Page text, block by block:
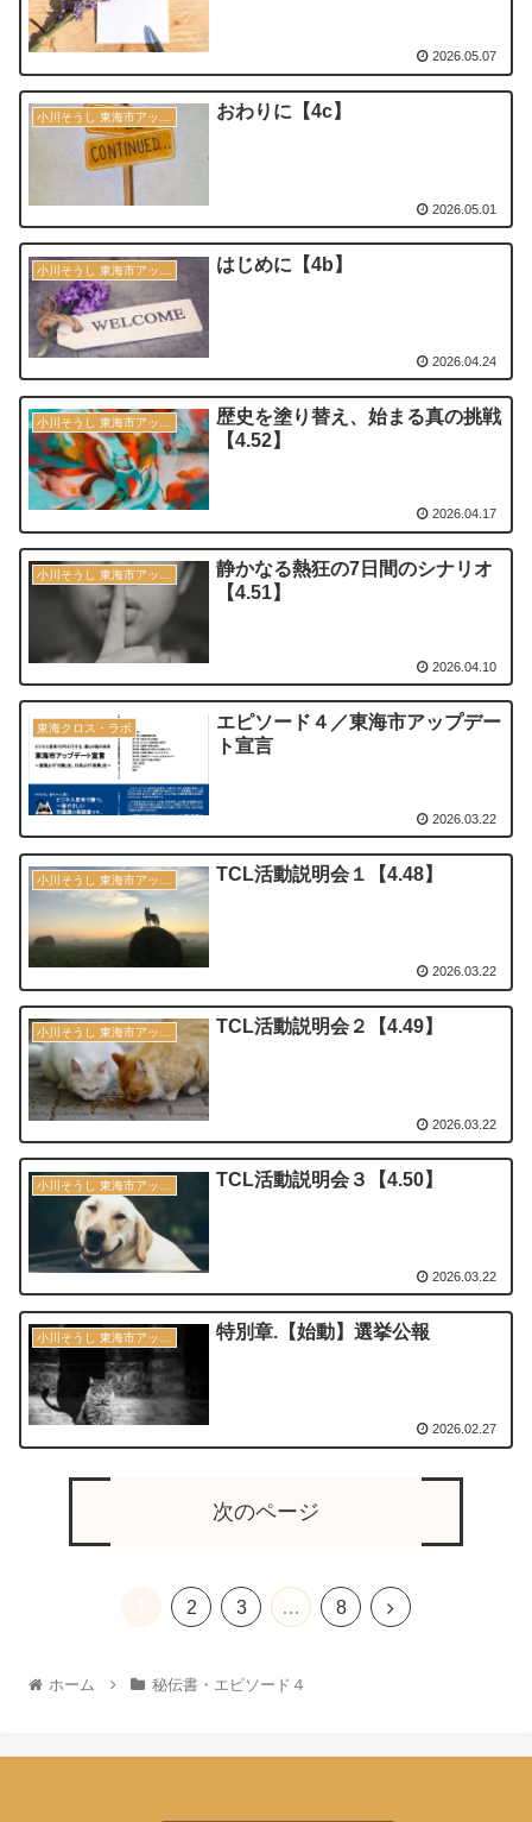
2026.05.07
小川そうし 東海市アップデート宣言 2030 おわりに【4c】
2026.05.01
はじめに【4b】
2026.04.24
歴史を塗り替え、始まる真の挑戦
【4.52】
2026.04.17
小川そうし 東海市アップデート宣言 2030
静かなる熱狂の7日間のシナリオ
【4.51】
2026.04.10
東海クロス・ラボ
エピソード４／東海市アップデー
ト宣言
2026.03.22
TCL活動説明会１【4.48】
2026.03.22
小川そうし 東海市アップデート宣言 2030 TCL活動説明会２【4.49】
2026.03.22
TCL活動説明会３【4.50】
2026.03.22
特別章.【始動】選挙公報
2026.02.27
次のページ
2 3 … 8
ホーム 秘伝書・エピソード４